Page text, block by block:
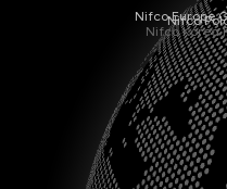
Nifco Europe
Nifco
Nifco Korea